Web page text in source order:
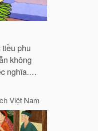
phu
không
nghĩa.
đường
Việt Nam